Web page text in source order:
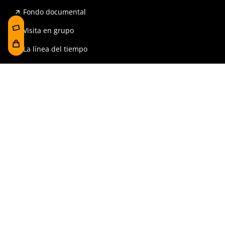
Fondo documental
Visita en grupo
La línea del tiempo